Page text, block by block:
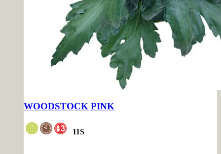
WOODSTOCK PINK
11S